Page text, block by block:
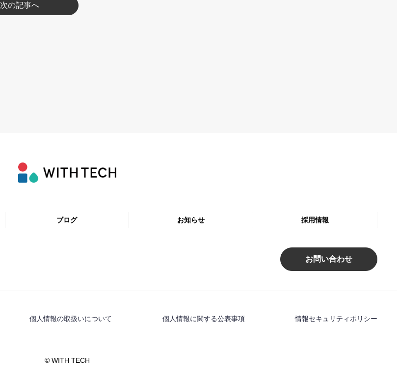
次の記事へ
ブログ お知らせ 採用情報
お問い合わせ
個人情報の取扱いについて 個人情報に関する公表事項 情報セキュリティポリシー
© WITH TECH